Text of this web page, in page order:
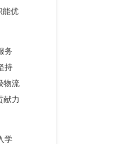
能优
务
持
物流
献力
学